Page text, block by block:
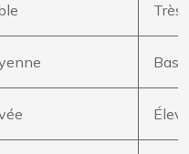
Très
Bas